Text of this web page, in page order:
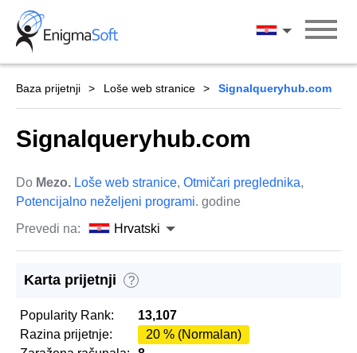
Skip
content
Hrvatski
Baza prijetnji Loše web stranice Signalqueryhub.com
Signalqueryhub.com
Do Mezo. Loše web stranice, Otmičari preglednika,
Potencijalno neželjeni programi. godine
Prevedi na:
Hrvatski
Karta prijetnji ?
Popularity Rank:
13,107
Razina prijetnje:
20 % (Normalan)